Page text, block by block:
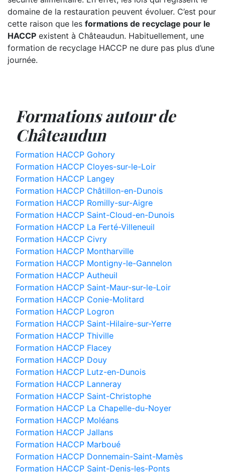
domaine de la restauration peuvent évoluer. C’est pour
cette raison que les formations de recyclage pour le
HACCP existent à Châteaudun. Habituellement, une
formation de recyclage HACCP ne dure pas plus d’une
journée.
Formations autour de
Châteaudun
Formation HACCP Gohory
Formation HACCP Cloyes-sur-le-Loir
Formation HACCP Langey
Formation HACCP Châtillon-en-Dunois
Formation HACCP Romilly-sur-Aigre
Formation HACCP Saint-Cloud-en-Dunois
Formation HACCP La Ferté-Villeneuil
Formation HACCP Civry
Formation HACCP Montharville
Formation HACCP Montigny-le-Gannelon
Formation HACCP Autheuil
Formation HACCP Saint-Maur-sur-le-Loir
Formation HACCP Conie-Molitard
Formation HACCP Logron
Formation HACCP Saint-Hilaire-sur-Yerre
Formation HACCP Thiville
Formation HACCP Flacey
Formation HACCP Douy
Formation HACCP Lutz-en-Dunois
Formation HACCP Lanneray
Formation HACCP Saint-Christophe
Formation HACCP La Chapelle-du-Noyer
Formation HACCP Moléans
Formation HACCP Jallans
Formation HACCP Marboué
Formation HACCP Donnemain-Saint-Mamès
Formation HACCP Saint-Denis-les-Ponts